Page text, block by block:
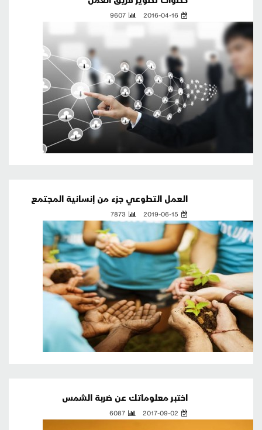
2016-04-16
9607
العمل التطوعي جزء من إنسانية المجتمع
2019-06-15
7873
اختبر معلوماتك عن ضربة الشمس
2017-09-02
6087